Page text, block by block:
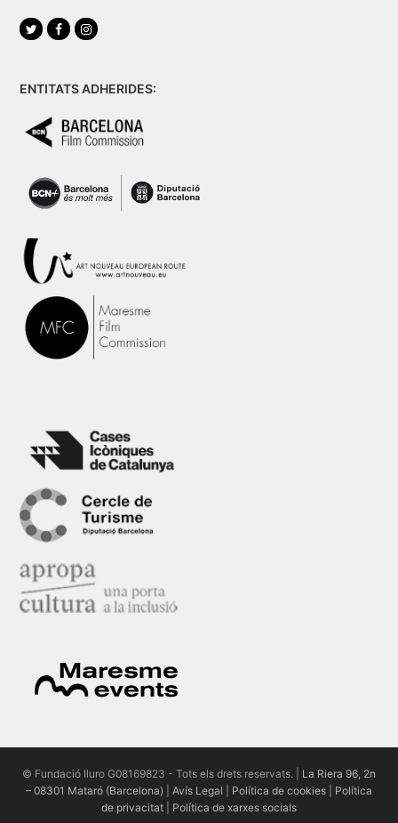
TwitterFacebookInstagram
ENTITATS ADHERIDES:
© Fundació Iluro G08169823 - Tots els drets reservats. | La Riera 96, 2n
– 08301 Mataró (Barcelona)
Avís Legal Política de cookies
Política
de privacitat
Política de xarxes socials